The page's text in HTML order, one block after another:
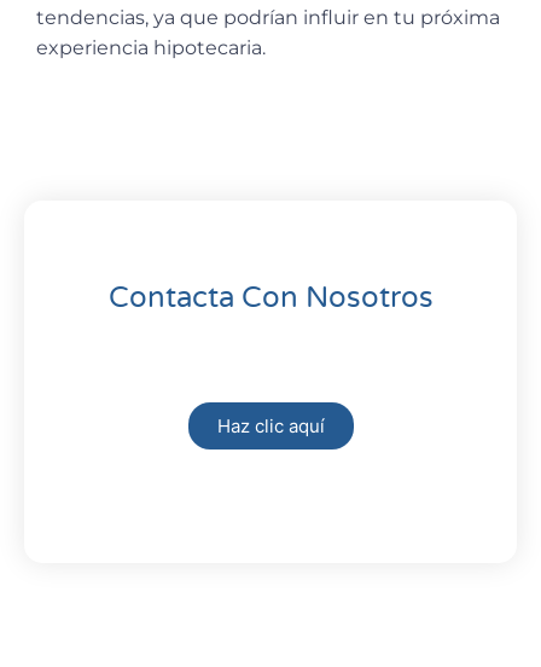
tendencias, ya que podrían influir en tu próxima
experiencia hipotecaria.
Contacta Con Nosotros
Haz clic aquí